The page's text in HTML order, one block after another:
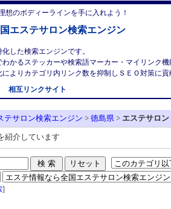
想のボディーラインを手に入れよう！
エステサロン検索エンジン
した検索エンジンです。
かるステッカーや検索語マーカー・マイリンク
よりカテゴリ内リンク数を抑制しＳＥＯ対策に
相互リンクサイト
テサロン検索エンジン > 徳島県 > エステサロン
紹介しています
]